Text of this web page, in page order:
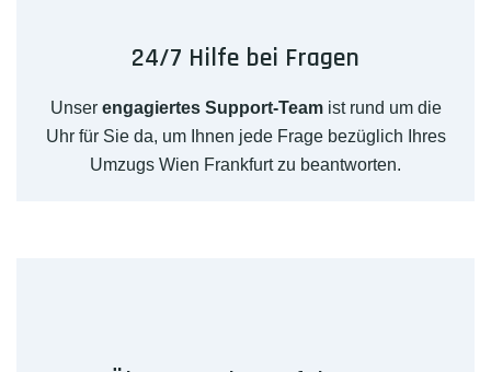
24/7 Hilfe bei Fragen
Unser engagiertes Support-Teamist rund um die
Uhr für Sie da, um Ihnen jede Frage bezüglich Ihres
Umzugs Wien Frankfurt zu beantworten.